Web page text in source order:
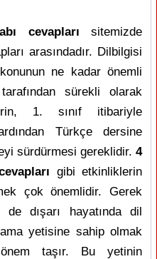
cevapları sitemizde
arasındadır. Dilbilgisi
ne kadar önemli
sürekli olarak
1. sınıf itibariyle
Türkçe dersine
sürdürmesi gereklidir. 4
gibi etkinliklerin
çok önemlidir. Gerek
dışarı hayatında dil
yetisine sahip olmak
taşır. Bu yetinin